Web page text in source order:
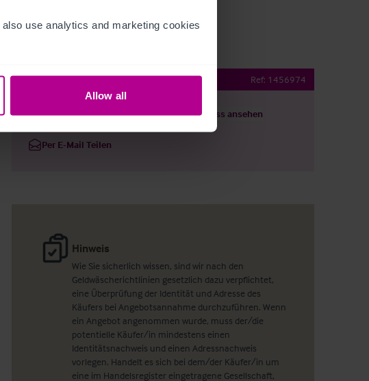
use analytics and marketing cookies
Allow all
Exquisite Managed Pub with Rooms Ref: 1456974
Details herunterladen Grundriss ansehen
Per E-Mail Teilen
Hinweis
Wie Sie sicherlich wissen, sind wir nach den
Geldwäscherichtlinien gesetzlich dazu verpflichtet,
eine Überprüfung der Identität und Adresse des
Käufers bei Angebotsannahme durchzuführen. Wenn
ein Angebot angenommen wurde, muss der/die
potentielle Käufer/in mindestens einen
Identitätsnachweis und einen Adressnachweis
vorlegen. Handelt es sich bei dem/der Käufer/in um
eine im Handelsregister eingetragene Gesellschaft,